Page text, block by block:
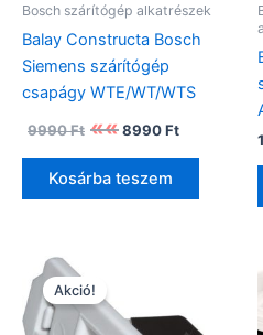
Bosch szárítógép alkatrészek
Balay Constructa Bosch
Siemens szárítógép
csapágy WTE/WT/WTS
9990Ft
Original
price
was:
9990 Ft.
8990Ft
price
is:
Kosárba teszem
Akció!